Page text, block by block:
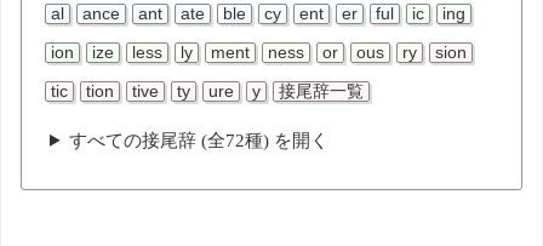
al ance ant ate ble cy ent er ful ic ing
ion ize less ly ment ness or ous ry sion
tic tion tive ty ure y 接尾辞一覧
すべての接尾辞 (全72種) を開く